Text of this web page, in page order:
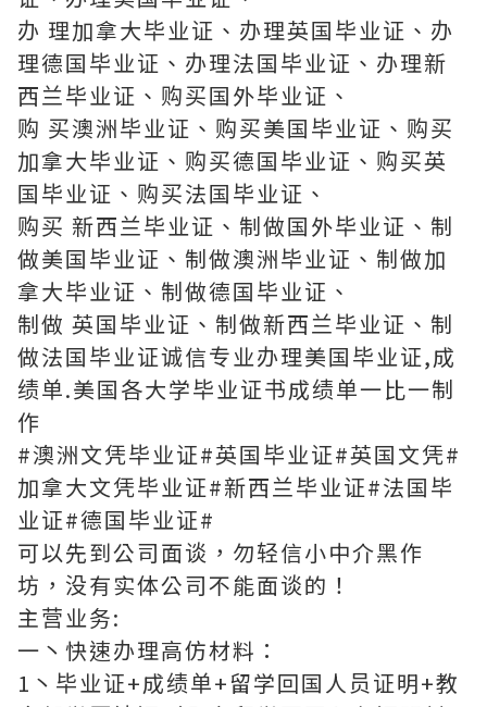
办 理加拿大毕业证、办理英国毕业证、办
理德国毕业证、办理法国毕业证、办理新
西兰毕业证、购买国外毕业证、
购 买澳洲毕业证、购买美国毕业证、购买
加拿大毕业证、购买德国毕业证、购买英
国毕业证、购买法国毕业证、
购买 新西兰毕业证、制做国外毕业证、制
做美国毕业证、制做澳洲毕业证、制做加
拿大毕业证、制做德国毕业证、
制做 英国毕业证、制做新西兰毕业证、制
做法国毕业证诚信专业办理美国毕业证,成
绩单.美国各大学毕业证书成绩单一比一制
作
#澳洲文凭毕业证#英国毕业证#英国文凭#
加拿大文凭毕业证#新西兰毕业证#法国毕
业证#德国毕业证#
可以先到公司面谈，勿轻信小中介黑作
坊，没有实体公司不能面谈的！
主营业务:
一丶快速办理高仿材料：
1丶毕业证+成绩单+留学回国人员证明+教